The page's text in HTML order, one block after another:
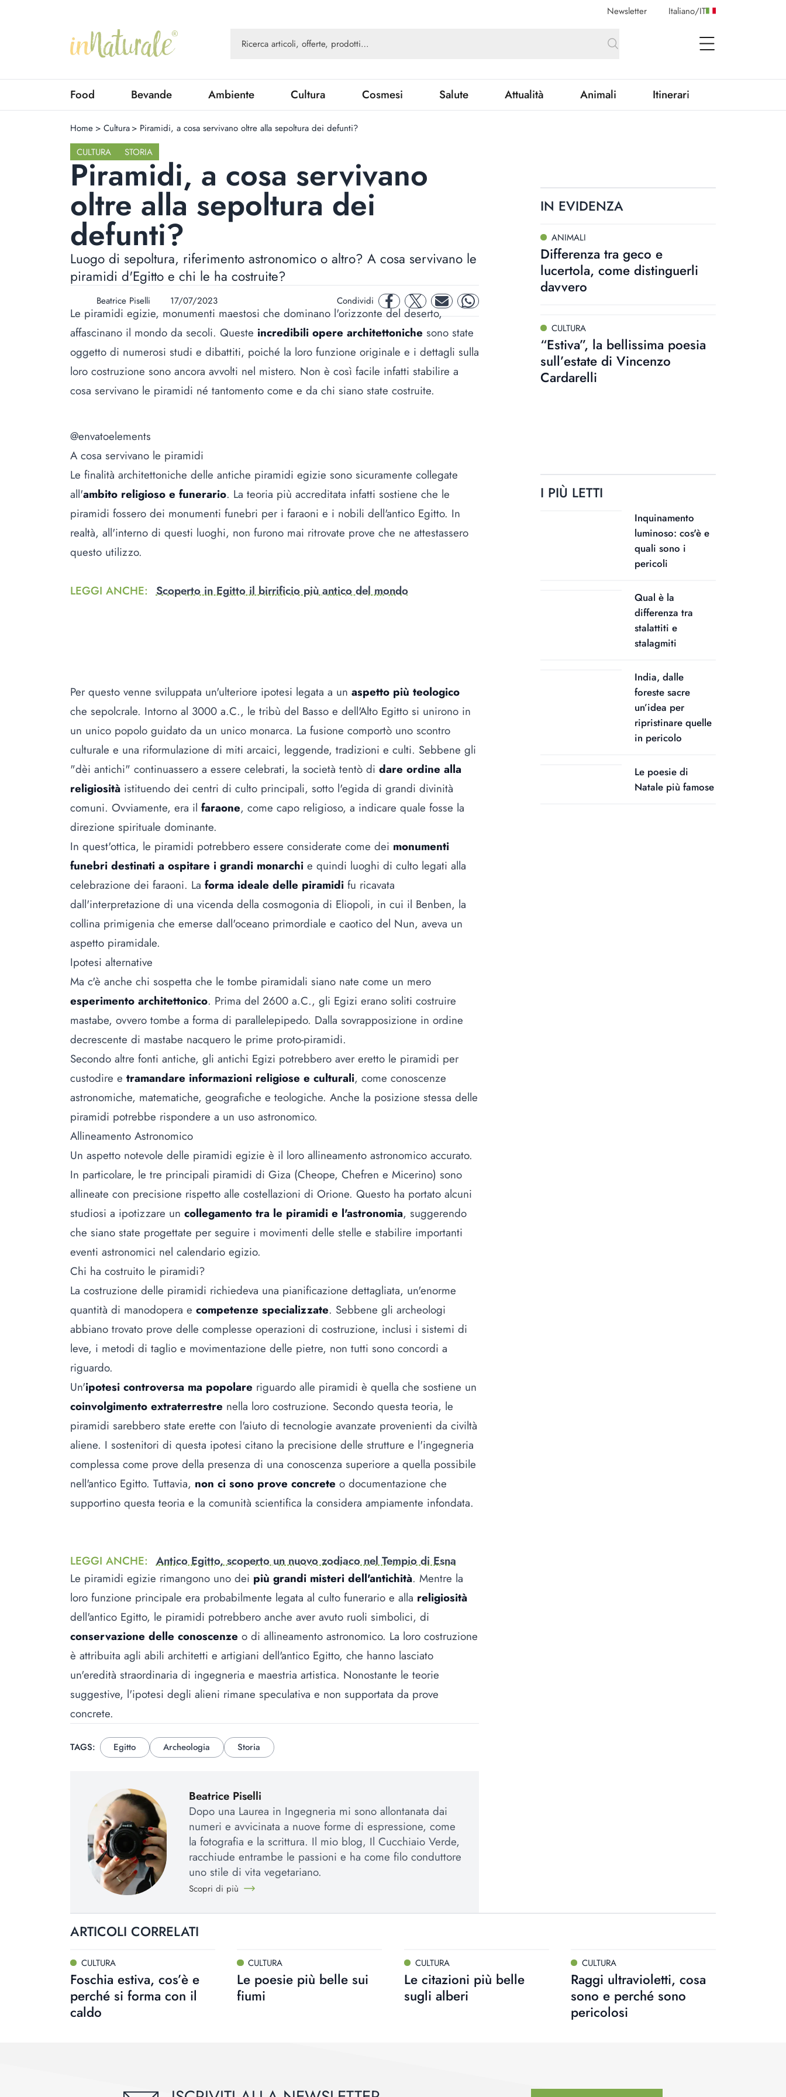
Newsletter Italiano/IT
open Menu
Food Bevande Ambiente Cultura Cosmesi Salute Attualità Animali Itinerari
Home > Cultura > Piramidi, a cosa servivano oltre alla sepoltura dei defunti?
CULTURA
STORIA
Piramidi, a cosa servivano
oltre alla sepoltura dei
defunti?
Luogo di sepoltura, riferimento astronomico o altro? A cosa servivano le
piramidi d'Egitto e chi le ha costruite?
Beatrice Piselli 17/07/2023 Condividi facebooktwitter mail whatsapp
Le piramidi egizie, monumenti maestosi che dominano l'orizzonte del deserto,
affascinano il mondo da secoli. Queste incredibili opere architettoniche sono state
oggetto di numerosi studi e dibattiti, poiché la loro funzione originale e i dettagli sulla
loro costruzione sono ancora avvolti nel mistero. Non è così facile infatti stabilire a
cosa servivano le piramidi né tantomento come e da chi siano state costruite.
@envatoelements
A cosa servivano le piramidi
Le finalità architettoniche delle antiche piramidi egizie sono sicuramente collegate
all'ambito religioso e funerario. La teoria più accreditata infatti sostiene che le
piramidi fossero dei monumenti funebri per i faraoni e i nobili dell'antico Egitto. In
realtà, all'interno di questi luoghi, non furono mai ritrovate prove che ne attestassero
questo utilizzo.
LEGGI ANCHE: Scoperto in Egitto il birrificio più antico del mondo
Per questo venne sviluppata un'ulteriore ipotesi legata a un aspetto più teologico
che sepolcrale. Intorno al 3000 a.C., le tribù del Basso e dell'Alto Egitto si unirono in
un unico popolo guidato da un unico monarca. La fusione comportò uno scontro
culturale e una riformulazione di miti arcaici, leggende, tradizioni e culti. Sebbene gli
"dèi antichi" continuassero a essere celebrati, la società tentò di dare ordine alla
religiosità istituendo dei centri di culto principali, sotto l'egida di grandi divinità
comuni. Ovviamente, era il faraone, come capo religioso, a indicare quale fosse la
direzione spirituale dominante.
In quest'ottica, le piramidi potrebbero essere considerate come dei monumenti
funebri destinati a ospitare i grandi monarchi e quindi luoghi di culto legati alla
celebrazione dei faraoni. La forma ideale delle piramidi fu ricavata
dall'interpretazione di una vicenda della cosmogonia di Eliopoli, in cui il Benben, la
collina primigenia che emerse dall'oceano primordiale e caotico del Nun, aveva un
aspetto piramidale.
Ipotesi alternative
Ma c'è anche chi sospetta che le tombe piramidali siano nate come un mero
esperimento architettonico. Prima del 2600 a.C., gli Egizi erano soliti costruire
mastabe, ovvero tombe a forma di parallelepipedo. Dalla sovrapposizione in ordine
decrescente di mastabe nacquero le prime proto-piramidi.
Secondo altre fonti antiche, gli antichi Egizi potrebbero aver eretto le piramidi per
custodire e tramandare informazioni religiose e culturali, come conoscenze
astronomiche, matematiche, geografiche e teologiche. Anche la posizione stessa delle
piramidi potrebbe rispondere a un uso astronomico.
Allineamento Astronomico
Un aspetto notevole delle piramidi egizie è il loro allineamento astronomico accurato.
In particolare, le tre principali piramidi di Giza (Cheope, Chefren e Micerino) sono
allineate con precisione rispetto alle costellazioni di Orione. Questo ha portato alcuni
studiosi a ipotizzare un collegamento tra le piramidi e l'astronomia, suggerendo
che siano state progettate per seguire i movimenti delle stelle e stabilire importanti
eventi astronomici nel calendario egizio.
Chi ha costruito le piramidi?
La costruzione delle piramidi richiedeva una pianificazione dettagliata, un'enorme
quantità di manodopera e competenze specializzate. Sebbene gli archeologi
abbiano trovato prove delle complesse operazioni di costruzione, inclusi i sistemi di
leve, i metodi di taglio e movimentazione delle pietre, non tutti sono concordi a
riguardo.
Un'ipotesi controversa ma popolare riguardo alle piramidi è quella che sostiene un
coinvolgimento extraterrestre nella loro costruzione. Secondo questa teoria, le
piramidi sarebbero state erette con l'aiuto di tecnologie avanzate provenienti da civiltà
aliene. I sostenitori di questa ipotesi citano la precisione delle strutture e l'ingegneria
complessa come prove della presenza di una conoscenza superiore a quella possibile
nell'antico Egitto. Tuttavia, non ci sono prove concrete o documentazione che
supportino questa teoria e la comunità scientifica la considera ampiamente infondata.
LEGGI ANCHE: Antico Egitto, scoperto un nuovo zodiaco nel Tempio di Esna
Le piramidi egizie rimangono uno dei più grandi misteri dell'antichità. Mentre la
loro funzione principale era probabilmente legata al culto funerario e alla religiosità
dell'antico Egitto, le piramidi potrebbero anche aver avuto ruoli simbolici, di
conservazione delle conoscenze o di allineamento astronomico. La loro costruzione
è attribuita agli abili architetti e artigiani dell'antico Egitto, che hanno lasciato
un'eredità straordinaria di ingegneria e maestria artistica. Nonostante le teorie
suggestive, l'ipotesi degli alieni rimane speculativa e non supportata da prove
concrete.
TAGS: Egitto Archeologia Storia
Beatrice Piselli
Dopo una Laurea in Ingegneria mi sono allontanata dai
numeri e avvicinata a nuove forme di espressione, come
la fotografia e la scrittura. Il mio blog, Il Cucchiaio Verde,
racchiude entrambe le passioni e ha come filo conduttore
uno stile di vita vegetariano.
Scopri di più
IN EVIDENZA
ANIMALI
Differenza tra geco e
lucertola, come distinguerli
davvero
CULTURA
“Estiva”, la bellissima poesia
sull’estate di Vincenzo
Cardarelli
I PIÙ LETTI
Inquinamento
luminoso: cos'è e
quali sono i
pericoli
Qual è la
differenza tra
stalattiti e
stalagmiti
India, dalle
foreste sacre
un’idea per
ripristinare quelle
in pericolo
Le poesie di
Natale più famose
ARTICOLI CORRELATI
CULTURA
Foschia estiva, cos’è e
perché si forma con il
caldo
CULTURA
Le poesie più belle sui
fiumi
CULTURA
Le citazioni più belle
sugli alberi
CULTURA
Raggi ultravioletti, cosa
sono e perché sono
pericolosi